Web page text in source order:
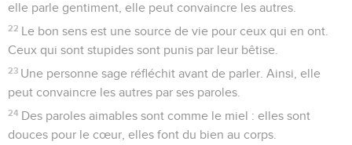
elle parle gentiment, elle peut convaincre les autres.
22 Le bon sens est une source de vie pour ceux qui en ont.
Ceux qui sont stupides sont punis par leur bêtise.
23 Une personne sage réfléchit avant de parler. Ainsi, elle
peut convaincre les autres par ses paroles.
24 Des paroles aimables sont comme le miel : elles sont
douces pour le cœur, elles font du bien au corps.